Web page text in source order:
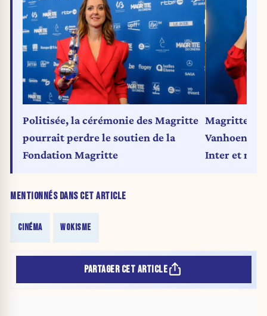
MENTIONNÉS DANS CET ARTICLE
CINÉMA WOKISME
Politisée, la cérémonie des Magritte
pourrait perdre le soutien de la
Fondation Magritte
Magritte du
Inter et ne
PARTAGER CET ARTICLE